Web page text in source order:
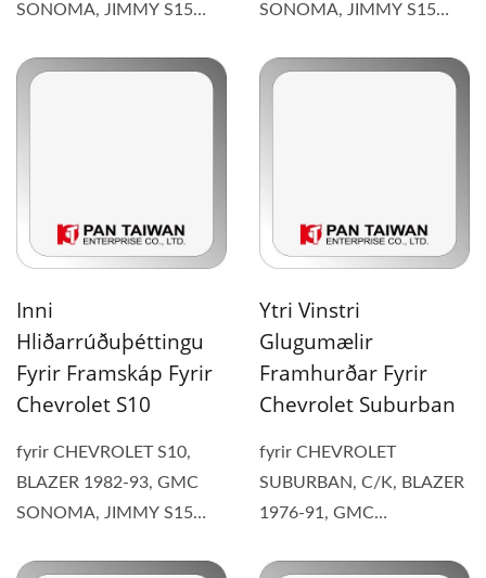
SONOMA, JIMMY S15
kemur...
SONOMA, JIMMY S15
kemur...
Inni
Hliðarrúðuþéttingu
Fyrir Framskáp Fyrir
Chevrolet S10
fyrir CHEVROLET S10,
BLAZER 1982-93, GMC
SONOMA, JIMMY S15
kemur...
Ytri Vinstri
Glugumælir
Framhurðar Fyrir
Chevrolet Suburban
fyrir CHEVROLET
SUBURBAN, C/K, BLAZER
1976-91, GMC
91 (1) Varahlutinn...